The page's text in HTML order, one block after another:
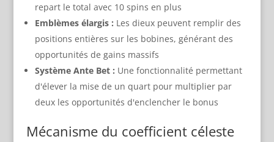
repart le total avec 10 spins en plus
Emblèmes élargis : Les dieux peuvent remplir des
positions entières sur les bobines, générant des
opportunités de gains massifs
Système Ante Bet : Une fonctionnalité permettant
d'élever la mise de un quart pour multiplier par
deux les opportunités d'enclencher le bonus
Mécanisme du coefficient céleste